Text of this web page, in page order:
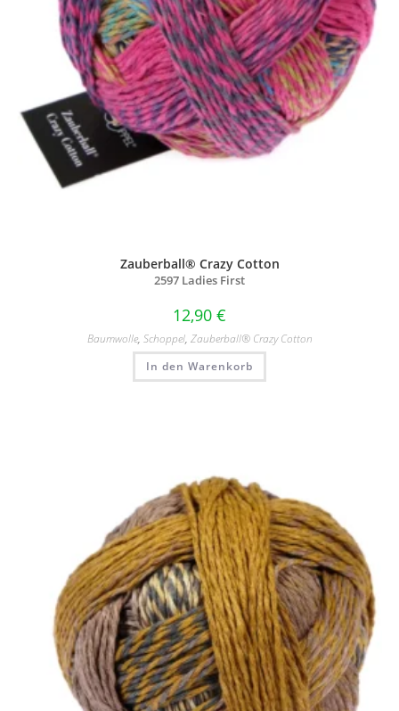
Zauberball® Crazy Cotton
2597 Ladies First
12,90 €
Baumwolle, Schoppel, Zauberball® Crazy Cotton
In den Warenkorb